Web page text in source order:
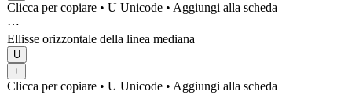
Clicca per copiare • U Unicode • Aggiungi alla scheda
⋯
Ellisse orizzontale della linea mediana
U
+
Clicca per copiare • U Unicode • Aggiungi alla scheda